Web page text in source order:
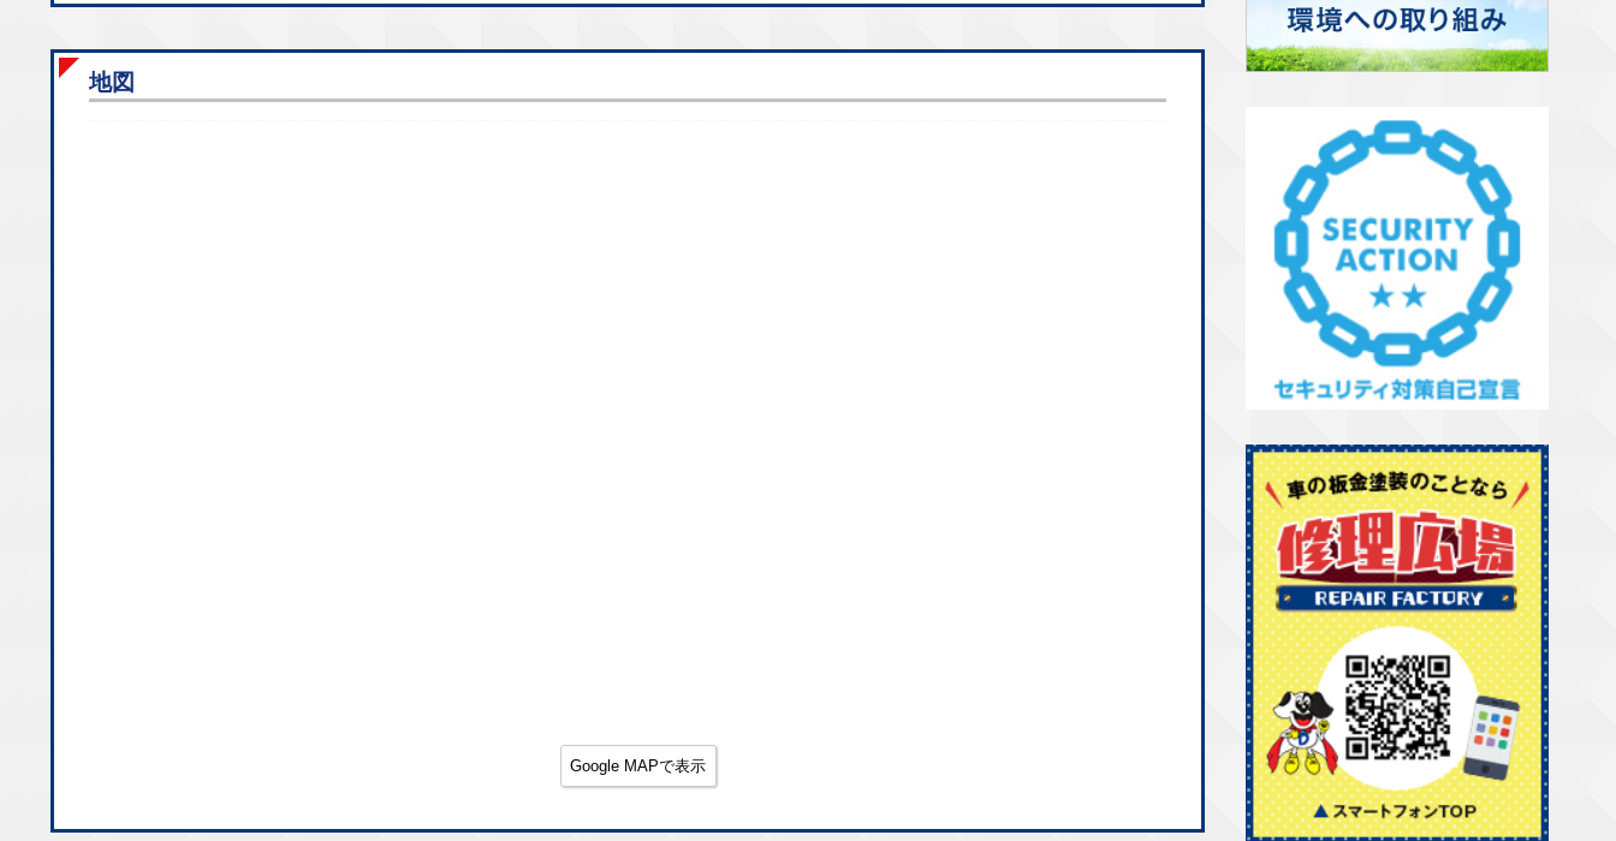
地図
Google MAPで表示